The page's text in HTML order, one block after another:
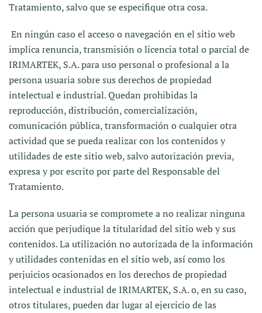
Tratamiento, salvo que se especifique otra cosa.
En ningún caso el acceso o navegación en el sitio web
implica renuncia, transmisión o licencia total o parcial de
IRIMARTEK, S.A. para uso personal o profesional a la
persona usuaria sobre sus derechos de propiedad
intelectual e industrial. Quedan prohibidas la
reproducción, distribución, comercialización,
comunicación pública, transformación o cualquier otra
actividad que se pueda realizar con los contenidos y
utilidades de este sitio web, salvo autorización previa,
expresa y por escrito por parte del Responsable del
Tratamiento.
La persona usuaria se compromete a no realizar ninguna
acción que perjudique la titularidad del sitio web y sus
contenidos. La utilización no autorizada de la información
y utilidades contenidas en el sitio web, así como los
perjuicios ocasionados en los derechos de propiedad
intelectual e industrial de IRIMARTEK, S.A. o, en su caso,
otros titulares, pueden dar lugar al ejercicio de las